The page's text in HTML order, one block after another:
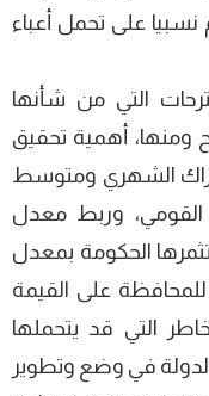
على تحمل أعباء
التي من شأنها
ومنها، أهمية تحقيق
الشهري ومتوسط
القومي، وربط معدل
الحكومة بمعدل
للمحافظة على القيمة
التي قد يتحملها
في وضع وتطوير